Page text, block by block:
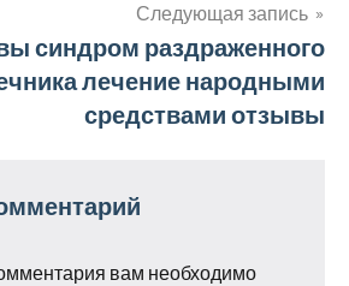
Следующая запись
синдром раздраженного
лечение народными
средствами отзывы
вам необходимо